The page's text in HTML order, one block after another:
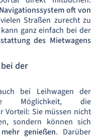
Navigationssystem oft von
Straßen zurecht zu
ganz einfach bei der
des Mietwagens
der
bei Leihwagen der
Möglichkeit, die
Vorteil: Sie müssen nicht
sondern können sich
genießen. Darüber